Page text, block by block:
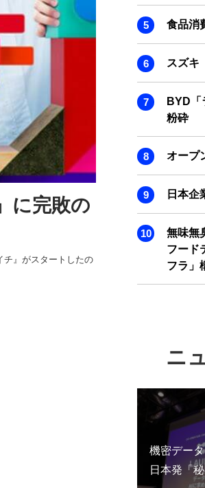
に完敗の
チ』がスタートしたの
食品消
スズキ
BYD「
粉砕
オープ
日本企
無味無
フード
フラ」
ニ
機密デー
日本発「